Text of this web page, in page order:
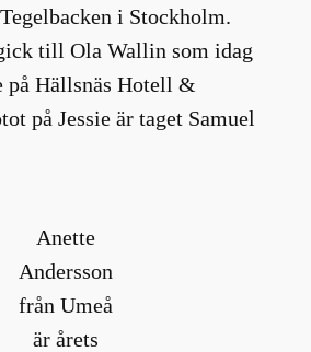
i Stockholm.
till Ola Wallin som idag
på Hällsnäs Hotell &
på Jessie är taget Samuel
Anette
Andersson
från Umeå
är årets